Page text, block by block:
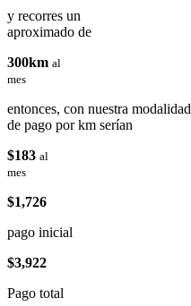
y recorres un
aproximado de
300km al
mes
entonces, con nuestra modalidad
de pago por km serían
$183 al
mes
$1,726
pago inicial
$3,922
Pago total